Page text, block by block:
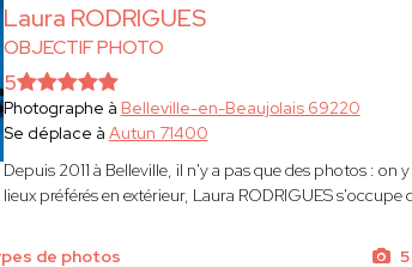
Laura RODRIGUES
OBJECTIF PHOTO
5
Photographe à Belleville-en-Beaujolais 69220
Se déplace à Autun 71400
Depuis 2011 à Belleville, il n'y a pas que des photos :
lieux préférés en extérieur, Laura RODRIGUES
de photos